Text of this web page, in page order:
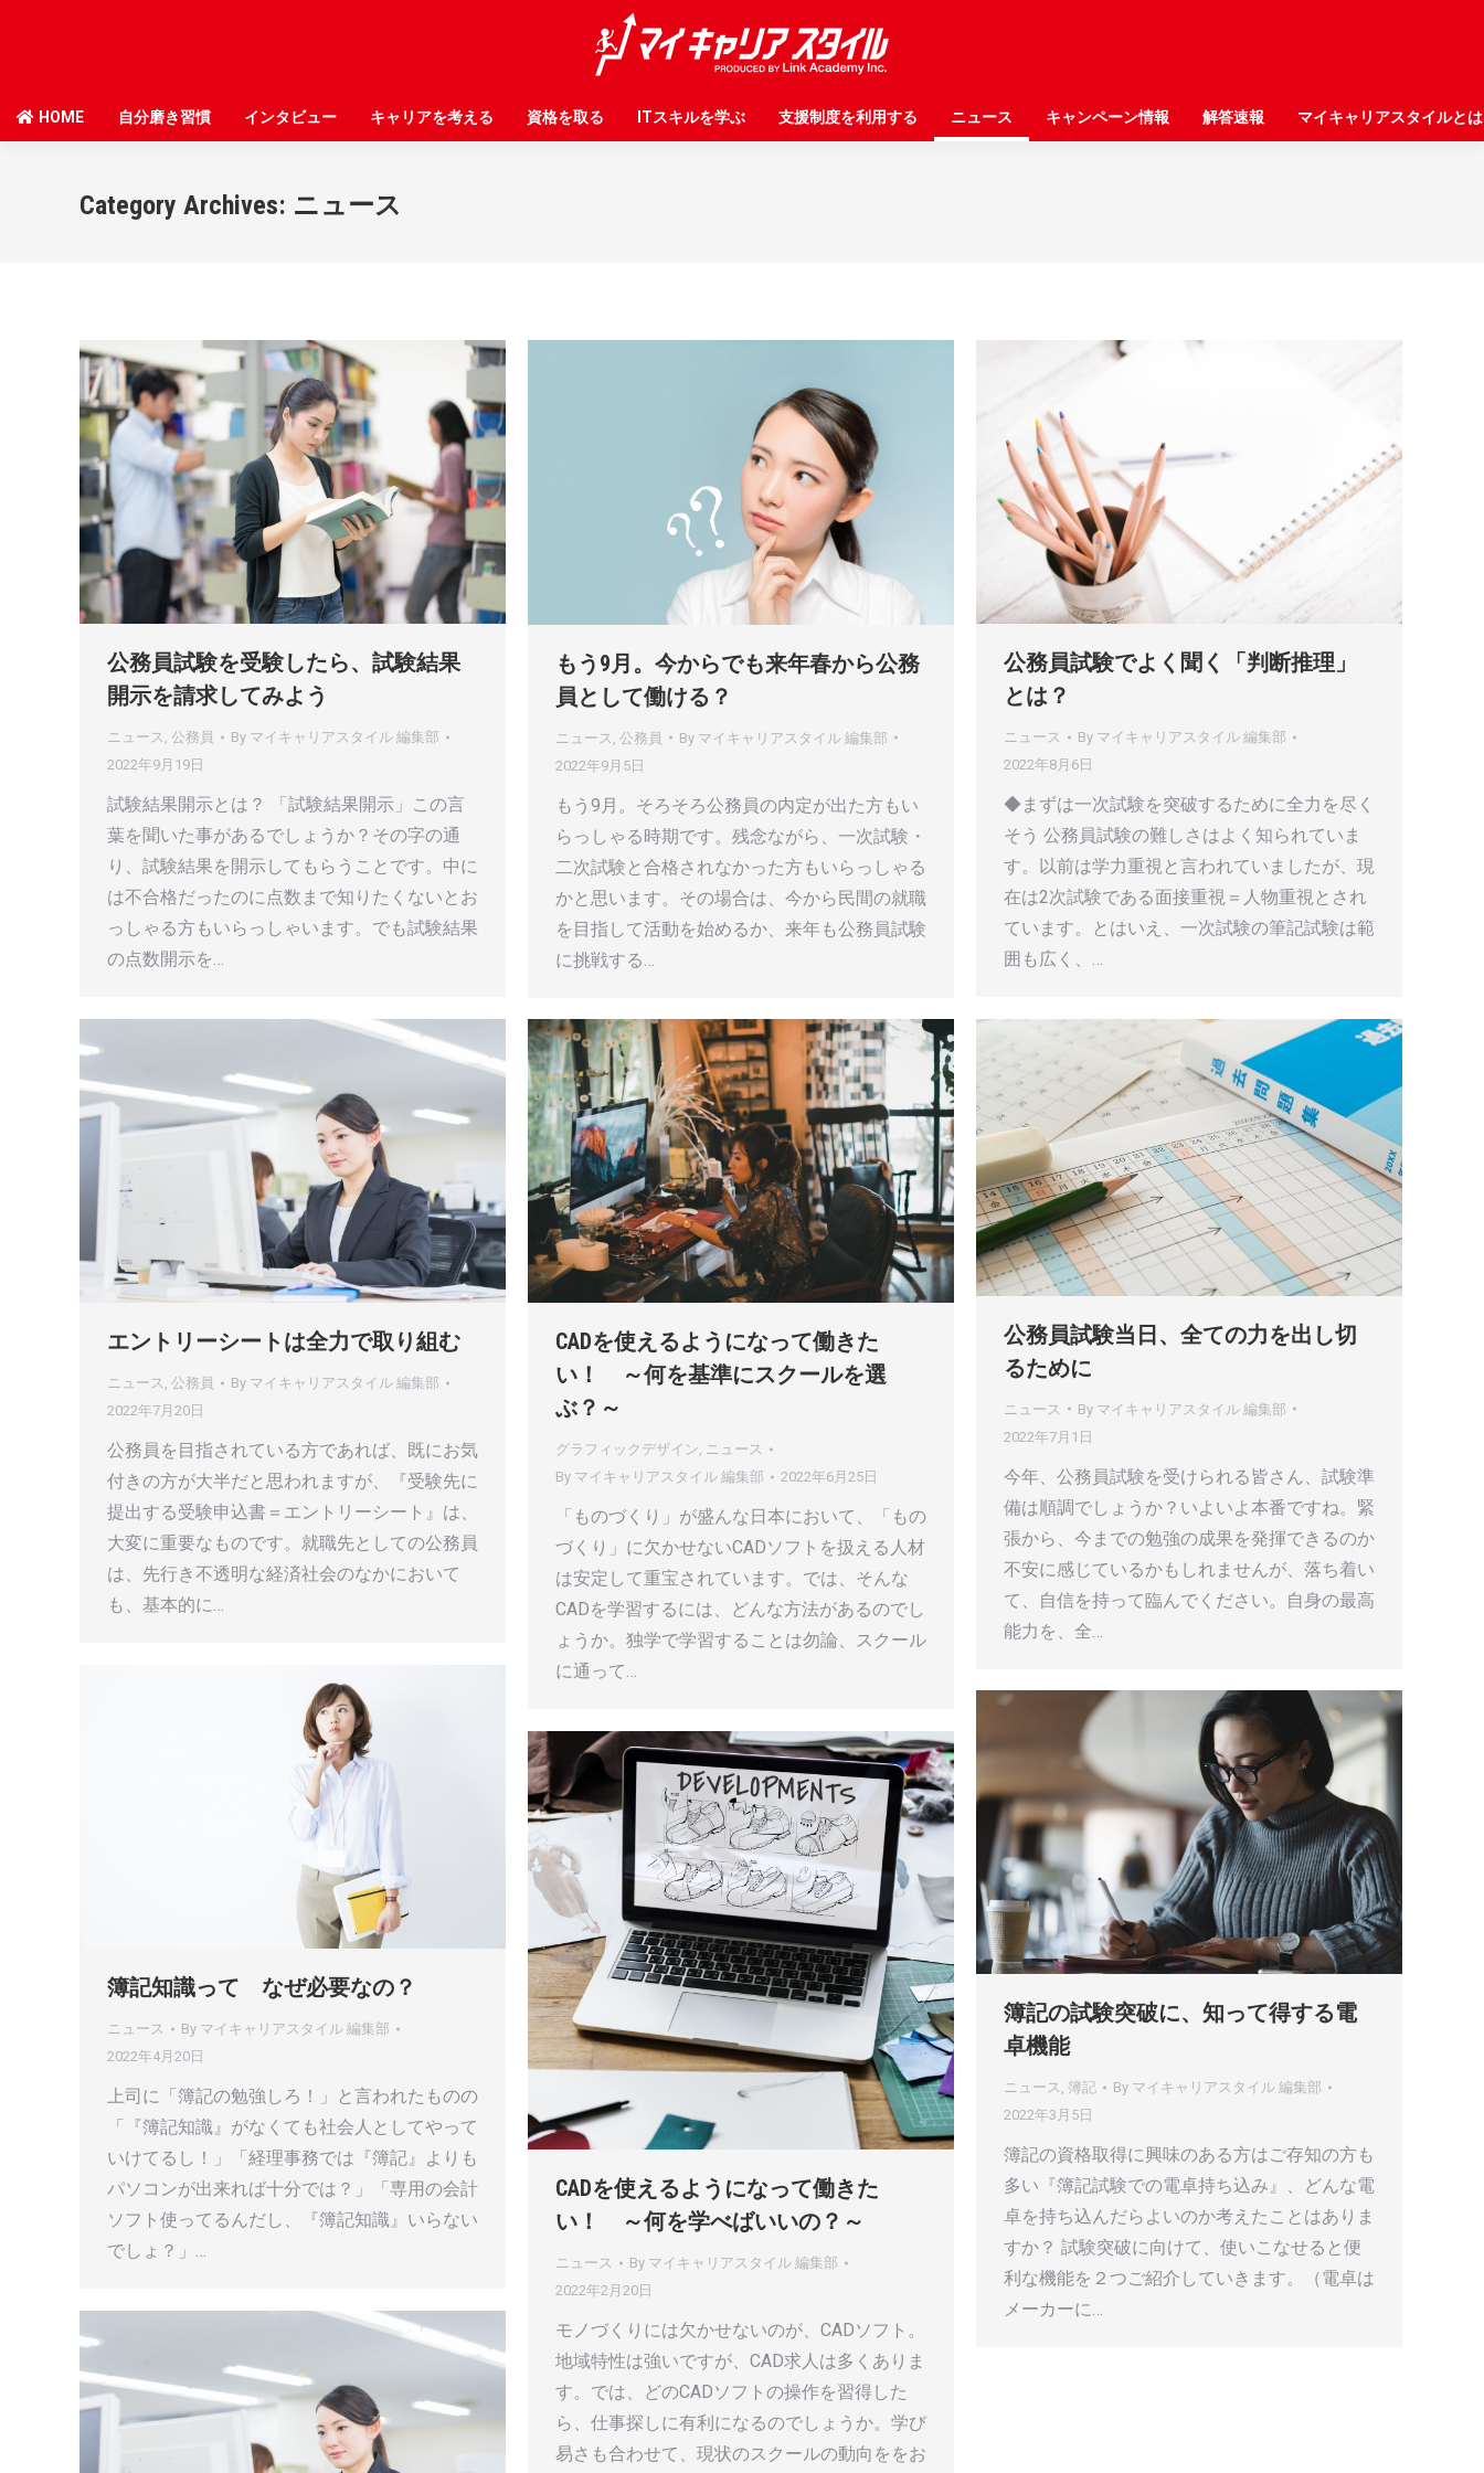
HOME 自分磨き習慣 インタビュー キャリアを考える 資格を取る ITスキルを学ぶ 支援制度を利用する ニュース キャンペーン情報 解答速報 マイキャリアスタイルとは
Category Archives: ニュース
公務員試験を受験したら、試験結果
開示を請求してみよう
ニュース , 公務員 By マイキャリアスタイル 編集部
2022年9月19日
試験結果開示とは？ 「試験結果開示」この言
葉を聞いた事があるでしょうか？その字の通
り、試験結果を開示してもらうことです。中に
は不合格だったのに点数まで知りたくないとお
っしゃる方もいらっしゃいます。でも試験結果
の点数開示を…
もう9月。今からでも来年春から公務
員として働ける？
ニュース 公務員 By マイキャリアスタイル 編集部
2022年9月5日
もう9月。そろそろ公務員の内定が出た方もい
らっしゃる時期です。残念ながら、一次試験・
二次試験と合格されなかった方もいらっしゃる
かと思います。その場合は、今から民間の就職
を目指して活動を始めるか、来年も公務員試験
に挑戦する…
公務員試験でよく聞く「判断推理」
とは？
ニュース By マイキャリアスタイル 編集部
2022年8月6日
◆まずは一次試験を突破するために全力を尽く
そう 公務員試験の難しさはよく知られていま
す。以前は学力重視と言われていましたが、現
在は2次試験である面接重視＝人物重視とされ
ています。とはいえ、一次試験の筆記試験は範
囲も広く、…
エントリーシートは全力で取り組む
ニュース , 公務員 By マイキャリアスタイル 編集部
2022年7月20日
公務員を目指されている方であれば、既にお気
付きの方が大半だと思われますが、『受験先に
提出する受験申込書＝エントリーシート』は、
大変に重要なものです。就職先としての公務員
は、先行き不透明な経済社会のなかにおいて
も、基本的に…
公務員試験当日、全ての力を出し切
るために
ニュース By マイキャリアスタイル 編集部
2022年7月1日
今年、公務員試験を受けられる皆さん、試験準
備は順調でしょうか？いよいよ本番ですね。緊
張から、今までの勉強の成果を発揮できるのか
不安に感じているかもしれませんが、落ち着い
て、自信を持って臨んでください。自身の最高
能力を、全…
CADを使えるようになって働きた
い！ ～何を基準にスクールを選
ぶ？～
グラフィックデザイン, ニュース
By マイキャリアスタイル 編集部 2022年6月25日
「ものづくり」が盛んな日本において、「もの
づくり」に欠かせないCADソフトを扱える人材
は安定して重宝されています。では、そんな
CADを学習するには、どんな方法があるのでし
ょうか。独学で学習することは勿論、スクール
に通って…
簿記知識って なぜ必要なの？
ニュース By マイキャリアスタイル 編集部
2022年4月20日
上司に「簿記の勉強しろ！」と言われたものの
「『簿記知識』がなくても社会人としてやって
いけてるし！」「経理事務では『簿記』よりも
パソコンが出来れば十分では？」「専用の会計
ソフト使ってるんだし、『簿記知識』いらない
でしょ？」…
簿記の試験突破に、知って得する電
卓機能
ニュース , 簿記 By マイキャリアスタイル 編集部
2022年3月5日
簿記の資格取得に興味のある方はご存知の方も
多い『簿記試験での電卓持ち込み』、どんな電
卓を持ち込んだらよいのか考えたことはありま
すか？ 試験突破に向けて、使いこなせると便
利な機能を２つご紹介していきます。（電卓は
メーカーに…
CADを使えるようになって働きた
い！ ～何を学べばいいの？～
ニュース By マイキャリアスタイル 編集部
2022年2月20日
モノづくりには欠かせないのが、CADソフト。
地域特性は強いですが、CAD求人は多くありま
す。では、どのCADソフトの操作を習得した
ら、仕事探しに有利になるのでしょうか。学び
易さも合わせて、現状のスクールの動向ををお
HOME 自分磨き習慣 インタビュー キャリアを考える 資格を取る ITスキルを学ぶ 支援制度を利用する ニュース キャンペーン情報 解答速報 マイキャリアスタイルとは